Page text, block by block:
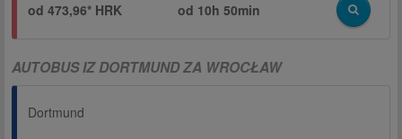
od 473,96* HRK
od 10h 50min
AUTOBUS IZ DORTMUND ZA WROCŁAW
Dortmund